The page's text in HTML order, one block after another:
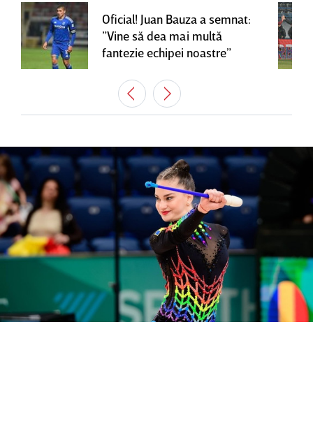
Oficial! Juan Bauza a semnat:
”Vine să dea mai multă
fantezie echipei noastre”